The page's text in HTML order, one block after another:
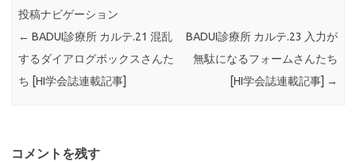
投稿ナビゲーション
← BADUI診療所 カルテ.21 混乱
するダイアログボックスさんた
ち [HI学会誌連載記事]
BADUI診療所 カルテ.23 入力が
無駄になるフォームさんたち
[HI学会誌連載記事] →
コメントを残す